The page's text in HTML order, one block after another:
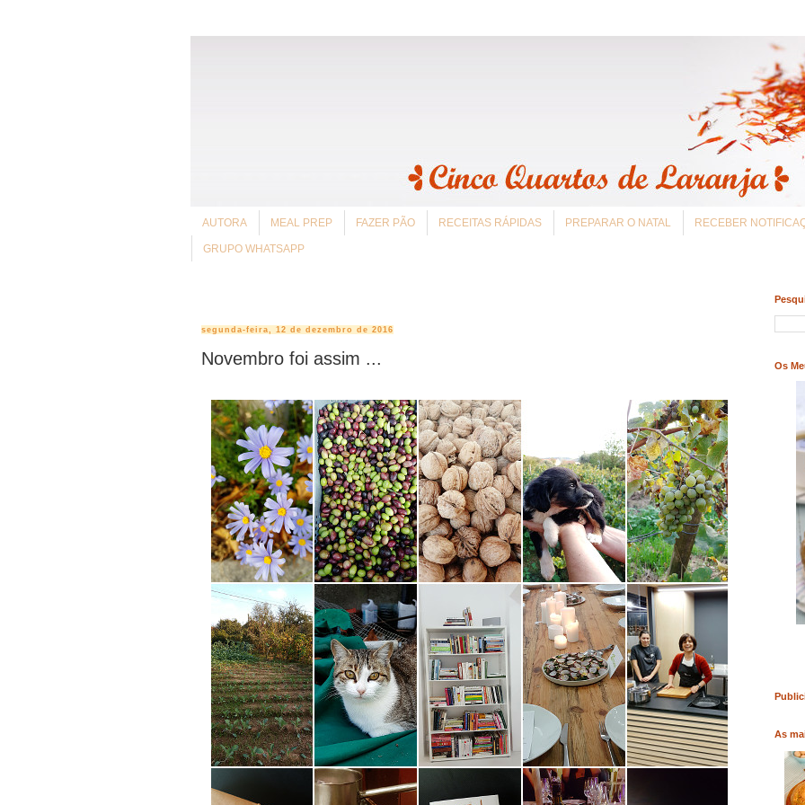
AUTORA MEAL PREP FAZER PÃO RECEITAS RÁPIDAS PREPARAR O NATAL RECEBER
GRUPO WHATSAPP
segunda-feira, 12 de dezembro de 2016
Novembro foi assim ... Os
COMPRAR LIVRO COMPRAR LIVRO COMPRAR LIVRO COMPRAR LIVRO
As